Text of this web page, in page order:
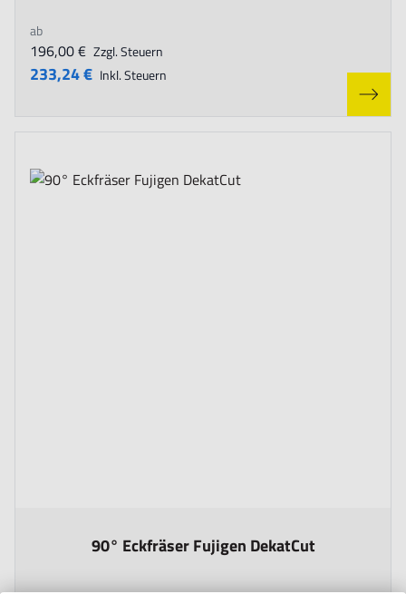
ab
233,24 € Inkl. Steuern
196,00 € Zzgl. Steuern
90° Eckfräser Fujigen DekatCut
The price depends on the options chosen on the product page